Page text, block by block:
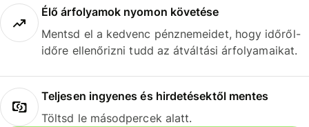
Élő árfolyamok nyomon követése
Mentsd el a kedvenc pénznemeidet, hogy időről-
időre ellenőrizni tudd az átváltási árfolyamaikat.
Teljesen ingyenes és hirdetésektől mentes
Töltsd le másodpercek alatt.